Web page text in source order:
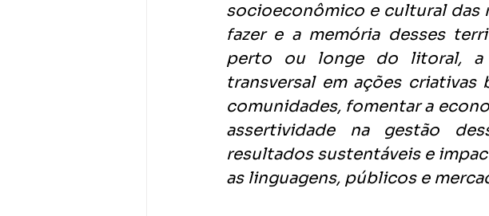
socioeconômico e cultural das
fazer e a memória desses
perto ou longe do litoral, a
transversal em ações
comunidades, fomentar a
assertividade na gestão
resultados sustentáveis e
as linguagens, públicos e